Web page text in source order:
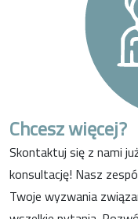
Chcesz więcej?
Skontaktuj się z nami
konsultację! Nasz
Twoje wyzwania